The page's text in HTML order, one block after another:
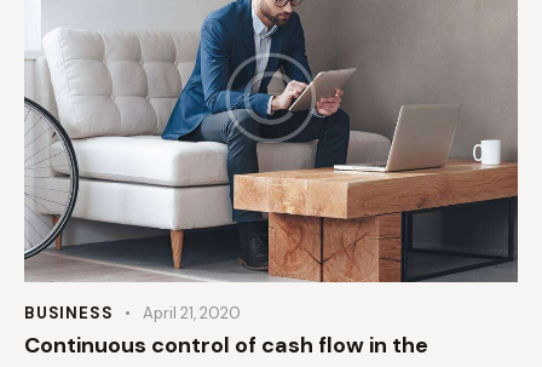
BUSINESS April 21, 2020
Continuous control of cash flow in the